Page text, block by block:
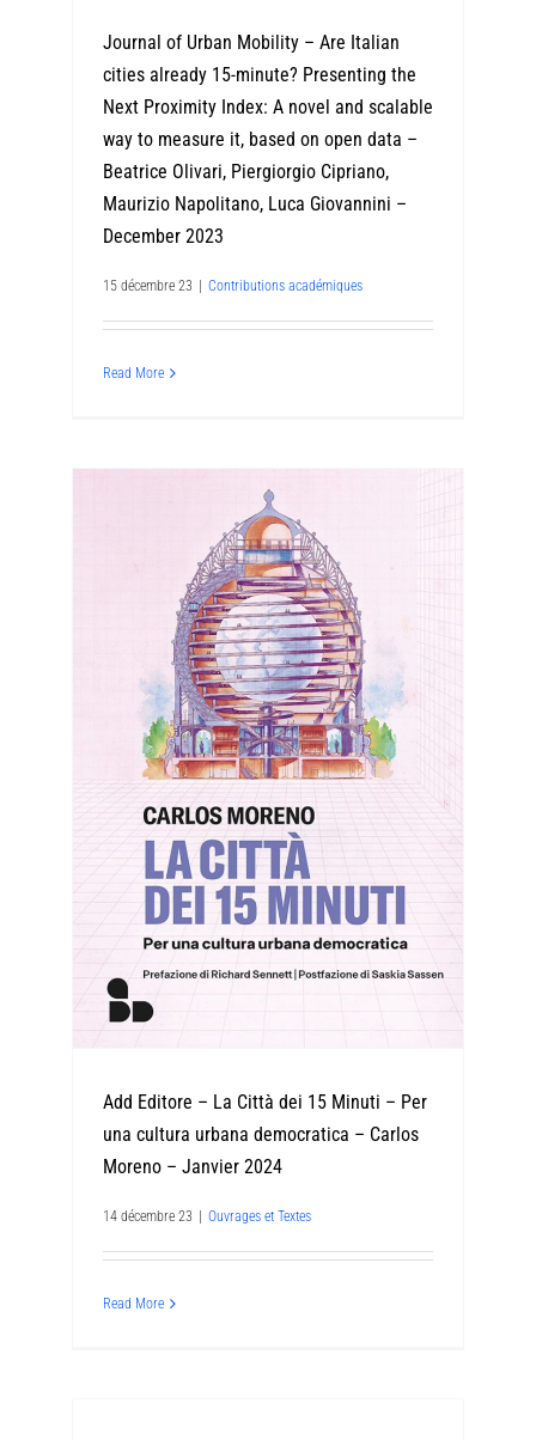
Journal of Urban Mobility – Are Italian
cities already 15-minute? Presenting the
Next Proximity Index: A novel and scalable
way to measure it, based on open data –
Beatrice Olivari, Piergiorgio Cipriano,
Maurizio Napolitano, Luca Giovannini –
December 2023
15 décembre 23 Contributions académiques
Read More
Add Editore – La Città dei 15 Minuti – Per
una cultura urbana democratica – Carlos
Moreno – Janvier 2024
14 décembre 23 Ouvrages et Textes
Read More